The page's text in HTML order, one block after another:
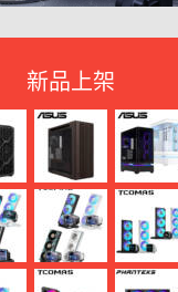
新品上架